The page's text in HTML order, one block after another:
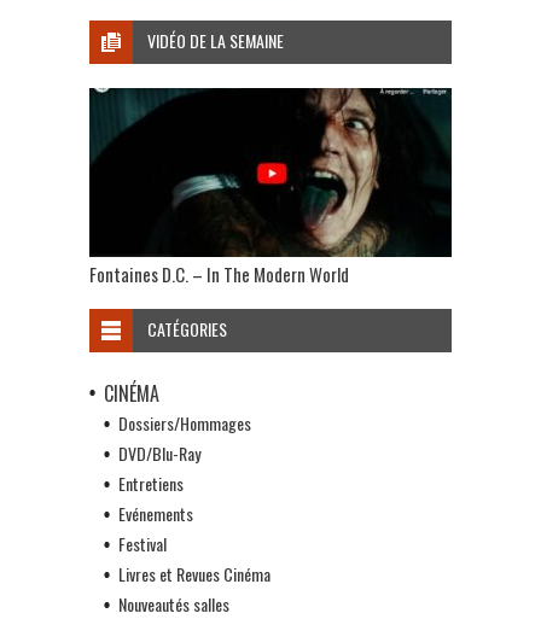
VIDÉO DE LA SEMAINE
Fontaines D.C. – In The Modern World
CATÉGORIES
CINÉMA
Dossiers/Hommages
DVD/Blu-Ray
Entretiens
Evénements
Festival
Livres et Revues Cinéma
Nouveautés salles